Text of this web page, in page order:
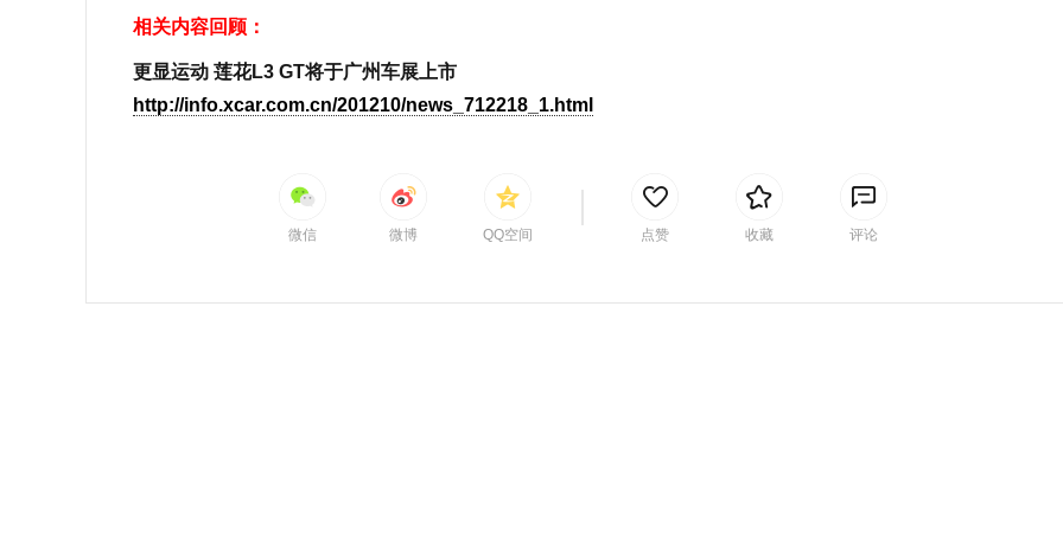
相关内容回顾：
更显运动 莲花L3 GT将于广州车展上市
http://info.xcar.com.cn/201210/news_712218_1.html
微信 微博 QQ空间 点赞 收藏 评论